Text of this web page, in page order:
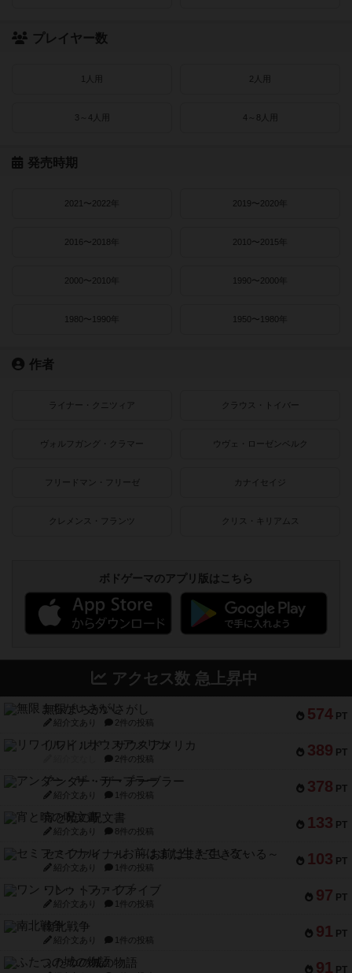
プレイヤー数
1人用 2人用
3～4人用 4～8人用
発売時期
2021〜2022年 2019〜2020年
2016〜2018年 2010〜2015年
2000〜2010年 1990〜2000年
1980〜1990年 1950〜1980年
作者
ライナー・クニツィア クラウス・トイバー
ヴォルフガング・クラマー ウヴェ・ローゼンベルク
フリードマン・フリーゼ カナイセイジ
クレメンス・フランツ クリス・キリアムス
ボドゲーマのアプリ版はこちら
アクセス数 急上昇中
574 PT
無限まちがいさがし
紹介文あり 2件の投稿
389 PT
リワイルド：サウスアメリカ
2件の投稿
378 PT
アンダー・ザ・テーブラー
紹介文あり 1件の投稿
133 PT
宵と暁の呪文書
紹介文あり 8件の投稿
103 PT
セミファイナル ～お前はまだ生きている～
紹介文あり 1件の投稿
97 PT
ワン・トゥ・ファイブ
紹介文あり 1件の投稿
91 PT
南北戦争
紹介文あり 1件の投稿
91 PT
ふたつの城の物語